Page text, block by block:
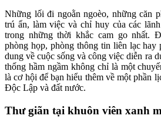
Những lối đi ngoằn ngoèo, những căn
trú ẩn, làm việc và chỉ huy của các
trong những thời khắc cam go nhất.
phòng họp, phòng thông tin liên lạc hay
dung về cuộc sống và công việc diễn ra
thống hầm ngầm không chỉ là một
là cơ hội để bạn hiểu thêm về một phần
Độc Lập và đất nước.
Thư giãn tại khuôn viên xanh